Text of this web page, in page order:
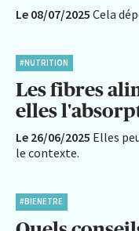
Le 08/07/2025 Cela
#NUTRITION
Les fibres
elles
Le 26/06/2025 Elles
le contexte.
#BIENETRE